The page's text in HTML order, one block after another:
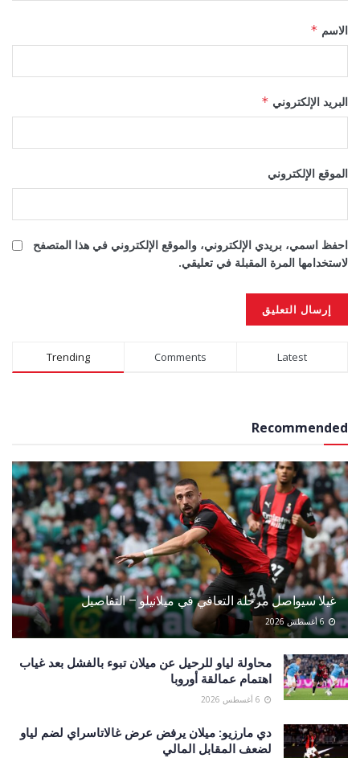
الاسم *
البريد الإلكتروني *
الموقع الإلكتروني
احفظ اسمي، بريدي الإلكتروني، والموقع الإلكتروني في هذا المتصفح
لاستخدامها المرة المقبلة في تعليقي.
Alternative:
Trending Comments Latest
Recommended
غيلا سيواصل مرحلة التعافي في ميلانيلو – التفاصيل
محاولة لياو للرحيل عن ميلان تبوء بالفشل بعد غياب
اهتمام عمالقة أوروبا
دي مارزيو: ميلان يرفض عرض غالاتاسراي لضم لياو
لضعف المقابل المالي